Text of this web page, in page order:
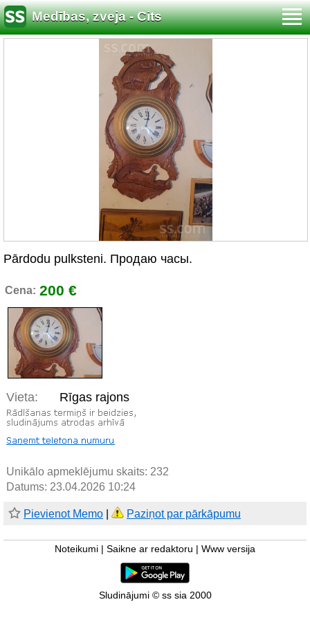
Medības, zveja - Cits
Pārdodu pulksteni. Продаю часы.
Cena: 200 €
Vieta: Rīgas rajons
Unikālo apmeklējumu skaits: 232
Datums: 23.04.2026 10:24
Pievienot Memo Paziņot par pārkāpumu
Noteikumi Saikne ar redaktoru Www versija
Sludinājumi © ss sia 2000